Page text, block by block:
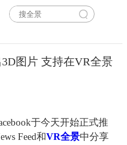
3D图片 支持在VR全景
于今天开始正式推
Feed和VR全景中分享